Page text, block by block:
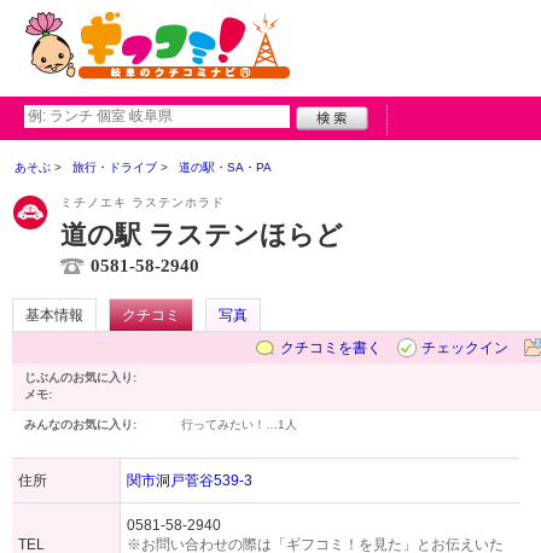
あそぶ 旅行・ドライブ 道の駅・SA・PA
ミチノエキ ラステンホラド
道の駅 ラステンほらど
0581-58-2940
基本情報 クチコミ
写真
クチコミを書く
チェックイン
じぶんのお気に入り:
メモ:
みんなのお気に入り: 行ってみたい！… 1人
住所 関市洞戸菅谷539-3
TEL
0581-58-2940
※お問い合わせの際は「ギフコミ！を見た」とお伝えいた